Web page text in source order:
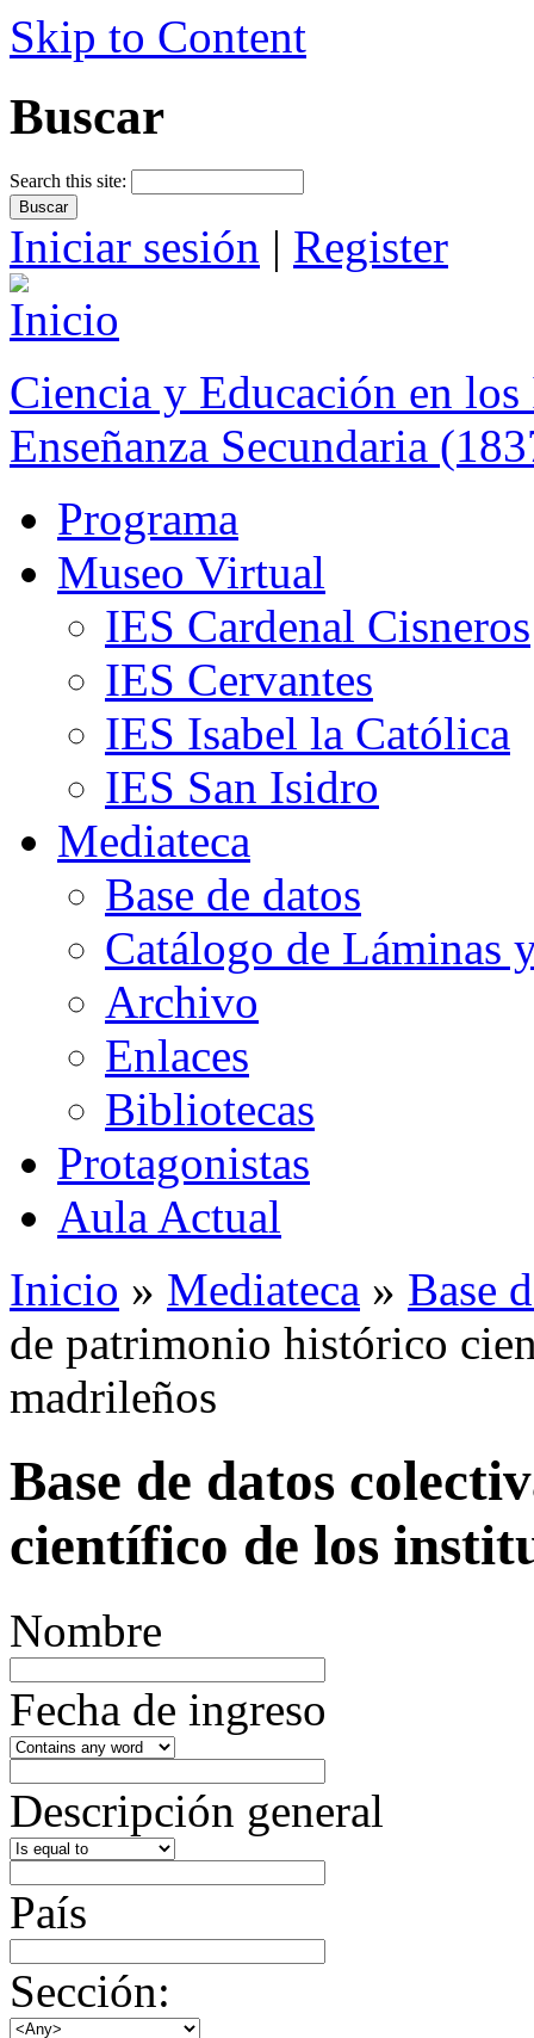
Skip to Content
Buscar
Search this site:
Iniciar sesión | Register
Ciencia y Educación en
Enseñanza Secundaria
Programa
Museo Virtual
IES Cardenal Cisneros
IES Cervantes
IES Isabel la Católica
IES San Isidro
Mediateca
Base de datos
Catálogo de Láminas
Archivo
Enlaces
Bibliotecas
Protagonistas
Aula Actual
Inicio » Mediateca » Base
de patrimonio histórico
madrileños
Base de datos
científico de los
Nombre
Fecha de ingreso
Descripción general
País
Sección: